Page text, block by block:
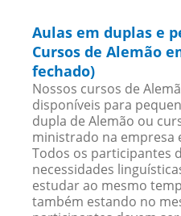
Aulas em duplas e
Cursos de Alemão
fechado)
Nossos cursos de
disponíveis para
dupla de Alemão ou
ministrado na empresa
Todos os participantes
necessidades
estudar ao mesmo
também estando no